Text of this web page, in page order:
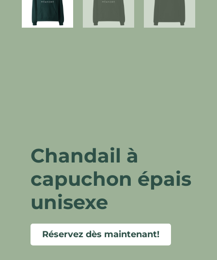
Chandail à
capuchon épais
unisexe
Réservez dès maintenant!